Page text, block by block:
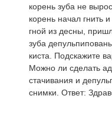
корень зуба не
корень начал гнить
гной из десны,
зуба
киста. Подскажите
Можно ли сделать
стачивания и
снимки. Ответ: